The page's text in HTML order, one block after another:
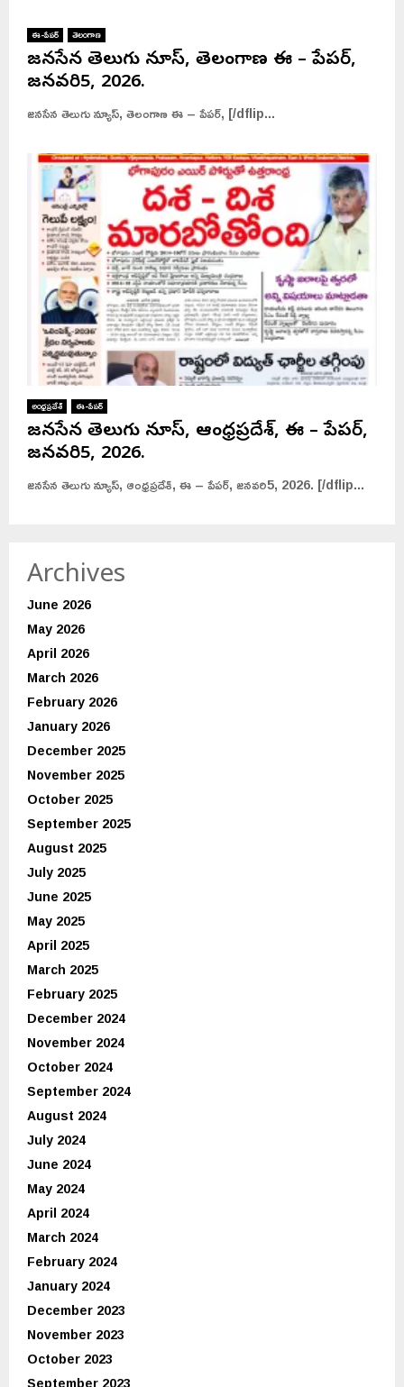
ఈ-పేపర్ తెలంగాణ
జనసేన తెలుగు న్యూస్, తెలంగాణ ఈ – పేపర్,
జనవరి5, 2026.
జనసేన తెలుగు న్యూస్, తెలంగాణ ఈ – పేపర్, [/dflip...
అంధ్రప్రదేశ్ ఈ-పేపర్
జనసేన తెలుగు న్యూస్, ఆంధ్రప్రదేశ్, ఈ – పేపర్,
జనవరి5, 2026.
జనసేన తెలుగు న్యూస్, ఆంధ్రప్రదేశ్, ఈ – పేపర్, జనవరి5, 2026. [/dflip...
Archives
June 2026
May 2026
April 2026
March 2026
February 2026
January 2026
December 2025
November 2025
October 2025
September 2025
August 2025
July 2025
June 2025
May 2025
April 2025
March 2025
February 2025
December 2024
November 2024
October 2024
September 2024
August 2024
July 2024
June 2024
May 2024
April 2024
March 2024
February 2024
January 2024
December 2023
November 2023
October 2023